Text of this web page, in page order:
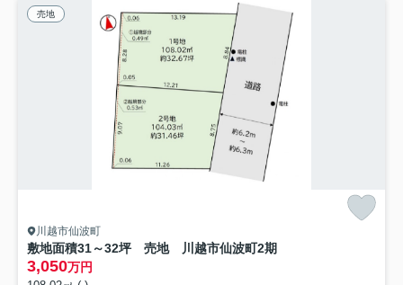
売地
川越市仙波町
敷地面積31～32坪 売地 川越市仙波町2期
3,050万円